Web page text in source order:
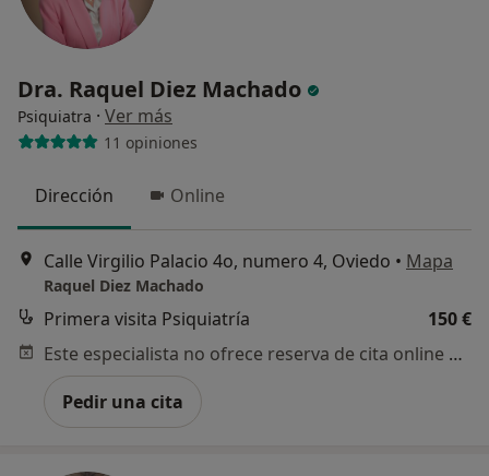
Dra. Raquel Diez Machado
Psiquiatra · Ver más
11 opiniones
Dirección Online
Calle Virgilio Palacio 4o, numero 4, Oviedo • Mapa
Raquel Diez Machado
Primera visita Psiquiatría
150 €
Este especialista no ofrece reserva de cita online en esta dirección.
Pedir una cita